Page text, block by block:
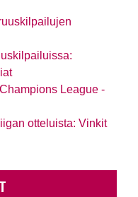
League -
otteluista: Vinkit